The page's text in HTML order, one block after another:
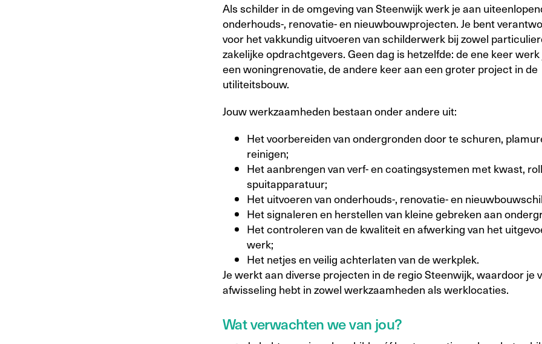
Als schilder in de omgeving van Steenwijk werk je aan
onderhouds-, renovatie- en nieuwbouwprojecten. Je bent
voor het vakkundig uitvoeren van schilderwerk bij zowel
zakelijke opdrachtgevers. Geen dag is hetzelfde: de ene keer werk
een woningrenovatie, de andere keer aan een groter project in de
utiliteitsbouw.
Jouw werkzaamheden bestaan onder andere uit:
Het voorbereiden van ondergronden door te schuren,
reinigen;
Het aanbrengen van verf- en coatingsystemen met kwast,
spuitapparatuur;
Het uitvoeren van onderhouds-, renovatie- en
Het signaleren en herstellen van kleine gebreken aan
Het controleren van de kwaliteit en afwerking van het
werk;
Het netjes en veilig achterlaten van de werkplek.
Je werkt aan diverse projecten in de regio Steenwijk, waardoor je
afwisseling hebt in zowel werkzaamheden als werklocaties.
Wat verwachten we van jou?